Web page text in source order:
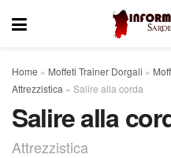
Home » Moffeti Trainer Dorgali »
Attrezzistica » Salire alla corda
Salire alla
Attrezzistica